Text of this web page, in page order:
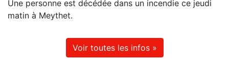
Une personne est décédée dans un incendie ce jeudi
matin à Meythet.
Voir toutes les infos »